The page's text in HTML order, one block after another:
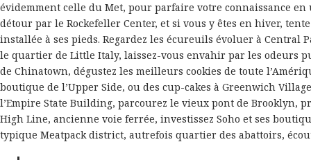
évidemment celle du Met, pour parfaire votre connaissance
détour par le Rockefeller Center, et si vous y êtes en hiver,
installée à ses pieds. Regardez les écureuils évoluer à Central
le quartier de Little Italy, laissez-vous envahir par les odeurs
de Chinatown, dégustez les meilleurs cookies de toute
boutique de l’Upper Side, ou des cup-cakes à Greenwich
l’Empire State Building, parcourez le vieux pont de Brooklyn,
High Line, ancienne voie ferrée, investissez Soho et ses
typique Meatpack district, autrefois quartier des abattoirs,